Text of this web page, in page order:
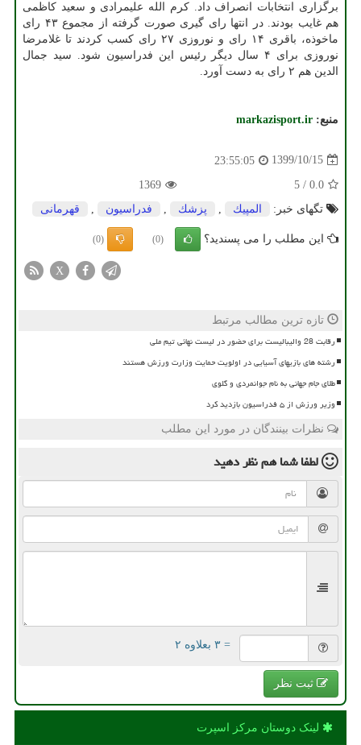
برگزاری انتخابات انصراف داد. کرم الله علیمرادی و سعید کاظمی
هم غایب بودند. در انتها رای گیری صورت گرفته از مجموع ۴۳ رای
ماخوذه، باقری ۱۴ رای و نوروزی ۲۷ رای کسب کردند تا غلامرضا
نوروزی برای ۴ سال دیگر رئیس این فدراسیون شود. سید جمال
الدین هم ۲ رای به دست آورد.
منبع: markazisport.ir
1399/10/15
23:55:05
0.0
/
5
1369
تگهای خبر:
المپیك پزشك فدراسیون قهرمانی
این مطلب را می پسندید؟ (0)
(0)
X
تازه ترین مطالب مرتبط
رقابت 28 والیبالیست برای حضور در لیست نهائی تیم ملی
رشته های بازیهای آسیایی در اولویت حمایت وزارت ورزش هستند
طلای جام جهانی به نام جوانمردی و گلوی
وزیر ورزش از ۵ فدراسیون بازدید کرد
نظرات بینندگان در مورد این مطلب
لطفا شما همنظر دهید
= ۳ بعلاوه ۲
ثبت نظر
لینک دوستان مركز اسپرت